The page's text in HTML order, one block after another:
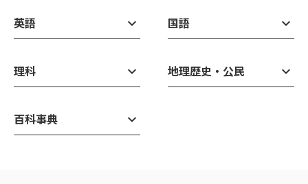
英語 keyboard_arrow_down 国語 keyboard_arrow_down
理科 keyboard_arrow_down 地理歴史・公民 keyboard_arrow_down
百科事典 keyboard_arrow_down